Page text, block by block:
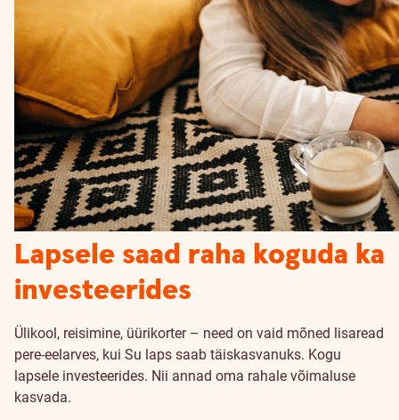
Lapsele saad raha koguda ka
investeerides
Ülikool, reisimine, üürikorter – need on vaid mõned lisaread
pere-eelarves, kui Su laps saab täiskasvanuks. Kogu
lapsele investeerides. Nii annad oma rahale võimaluse
kasvada.